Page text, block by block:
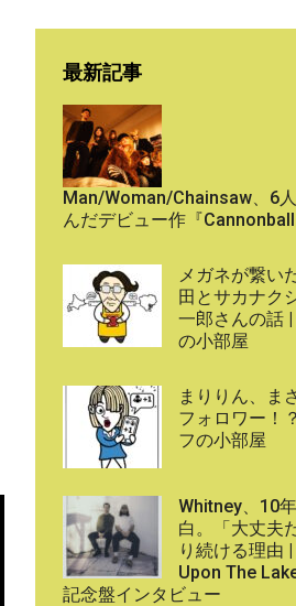
最新記事
Man/Woman/Chainsaw、6
んだデビュー作『
メガネが繋い
田とサカナク
一郎さんの話
の小部屋
まりりん、ま
フォロワー！
フの小部屋
Whitney、10
白。「大丈夫
り続ける理由
Upon The
記念盤インタビュー